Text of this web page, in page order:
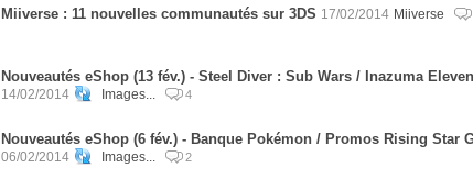
Miiverse : 11 nouvelles communautés sur 3DS 17/02/2014 Miiverse
Nouveautés eShop (13 fév.) - Steel Diver : Sub Wars / Inazuma Eleven
14/02/2014 Images... 4
Nouveautés eShop (6 fév.) - Banque Pokémon / Promos Rising Star
06/02/2014 Images... 2